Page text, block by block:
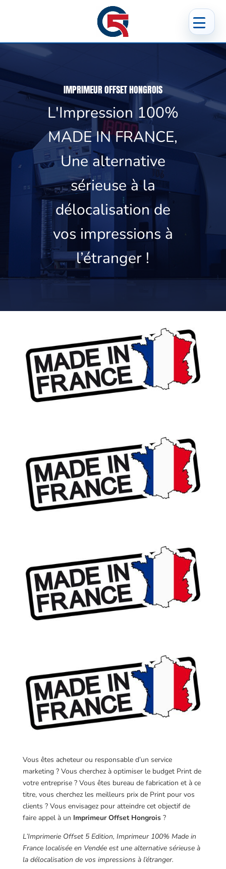
IMPRIMEUR OFFSET HONGROIS
L'Impression 100%
MADE IN FRANCE,
Une alternative
sérieuse à la
délocalisation de
vos impressions à
l’étranger !
Vous êtes acheteur ou responsable d’un service
marketing ? Vous cherchez à optimiser le budget Print de
votre entreprise ? Vous êtes bureau de fabrication et à ce
titre, vous cherchez les meilleurs prix de Print pour vos
clients ? Vous envisagez pour atteindre cet objectif de
faire appel à un Imprimeur Offset Hongrois?
L’Imprimerie Offset 5 Edition, Imprimeur 100% Made in
France localisée en Vendée est une alternative sérieuse à
la délocalisation de vos impressions à l’étranger.